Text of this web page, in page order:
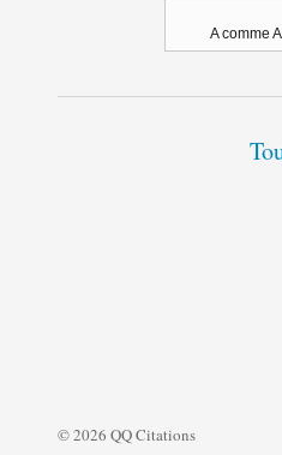
A comme
© 2026 QQ Citations